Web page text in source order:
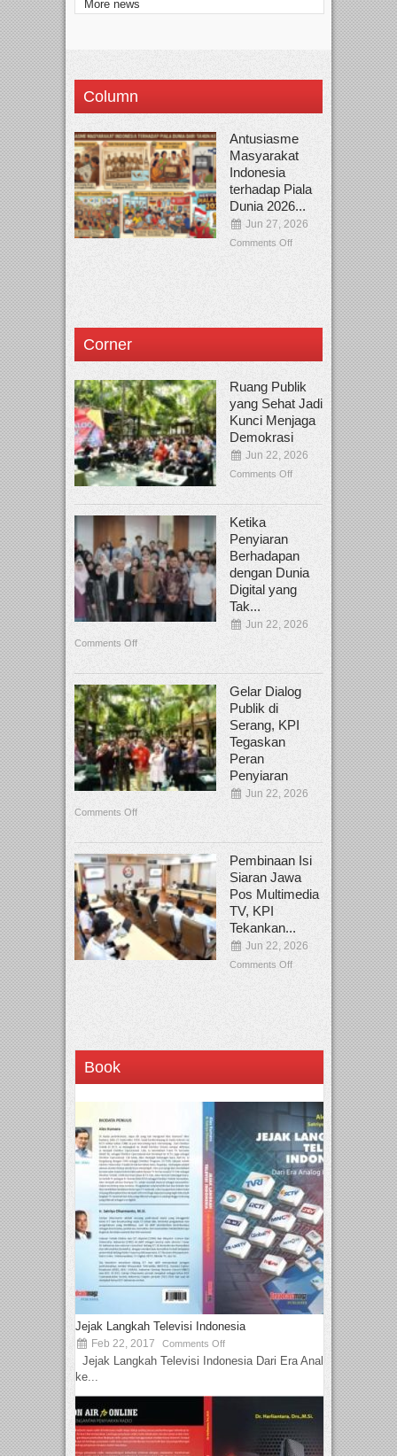
More news
Column
Antusiasme
Masyarakat
Indonesia
terhadap Piala
Dunia 2026...
Jun 27, 2026
Comments Off
Corner
Ruang Publik
yang Sehat Jadi
Kunci Menjaga
Demokrasi
Jun 22, 2026
Comments Off
Ketika
Penyiaran
Berhadapan
dengan Dunia
Digital yang
Tak...
Jun 22, 2026
Comments Off
Gelar Dialog
Publik di
Serang, KPI
Tegaskan
Peran
Penyiaran
Jun 22, 2026
Comments Off
Pembinaan Isi
Siaran Jawa
Pos Multimedia
TV, KPI
Tekankan...
Jun 22, 2026
Comments Off
Book
Jejak Langkah Televisi Indonesia
Feb 22, 2017 Comments Off
Jejak Langkah Televisi Indonesia Dari Era Analog
ke...